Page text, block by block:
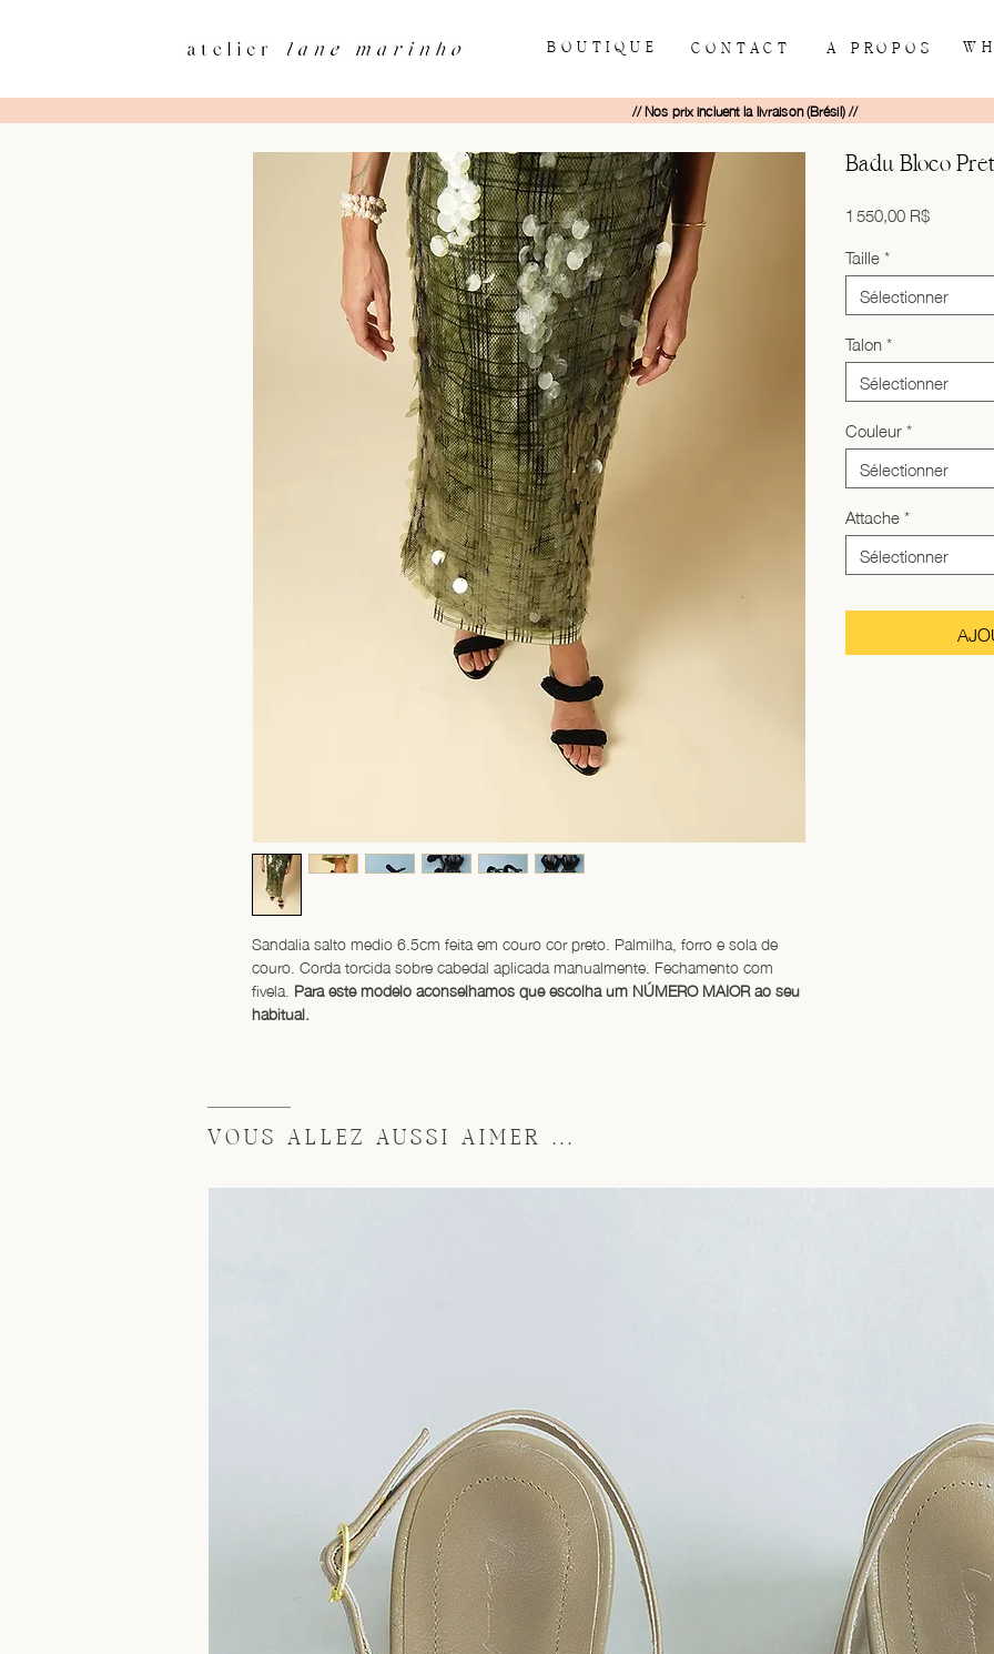
BOUTIQUE CONTACT À PROPOS
// Nos prix incluent la livraison (Brésil) //
Sandalia salto medio 6.5cm feita em couro cor preto. Palmilha, forro e sola de
couro. Corda torcida sobre cabedal aplicada manualmente. Fechamento com
fivela. Para este modelo aconselhamos que escolha um NÚMERO MAIOR ao seu
habitual.
Badu Bloco
1 550,00 R$Prix
Taille*
Sélectionner
Talon*
Sélectionner
Couleur*
Sélectionner
Attache*
Sélectionner
VOUS ALLEZ AUSSI AIMER ...